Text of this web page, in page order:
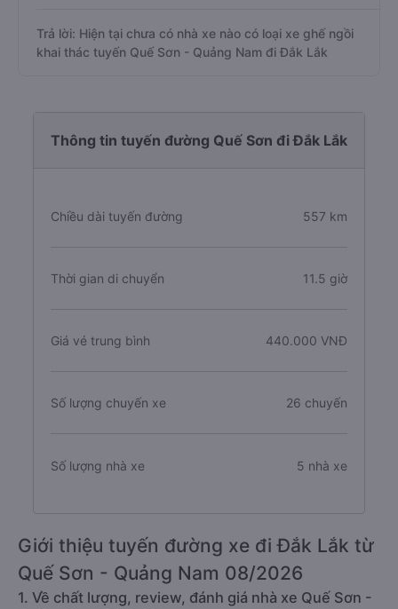
Trả lời: Hiện tại chưa có nhà xe nào có loại xe ghế ngồi
khai thác tuyến Quế Sơn - Quảng Nam đi Đắk Lắk
Thông tin tuyến đường Quế Sơn đi Đắk Lắk
Chiều dài tuyến đường 557 km
Thời gian di chuyển 11.5 giờ
Giá vé trung bình 440.000 VNĐ
Số lượng chuyến xe 26 chuyến
Số lượng nhà xe 5 nhà xe
Giới thiệu tuyến đường xe đi Đắk Lắk từ
Quế Sơn - Quảng Nam 08/2026
1. Về chất lượng, review, đánh giá nhà xe Quế Sơn -